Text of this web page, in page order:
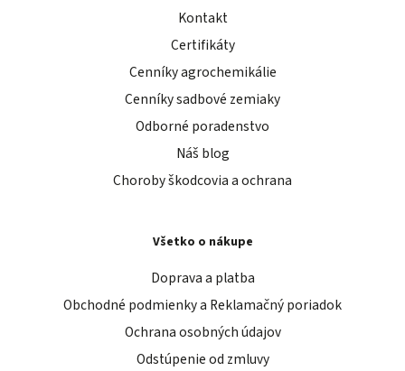
Kontakt
Certifikáty
Cenníky agrochemikálie
Cenníky sadbové zemiaky
Odborné poradenstvo
Náš blog
Choroby škodcovia a ochrana
Všetko o nákupe
Doprava a platba
Obchodné podmienky a Reklamačný poriadok
Ochrana osobných údajov
Odstúpenie od zmluvy